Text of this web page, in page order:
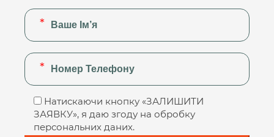
Натискаючи кнопку «ЗАЛИШИТИ
ЗАЯВКУ», я даю згоду на обробку
персональних даних.